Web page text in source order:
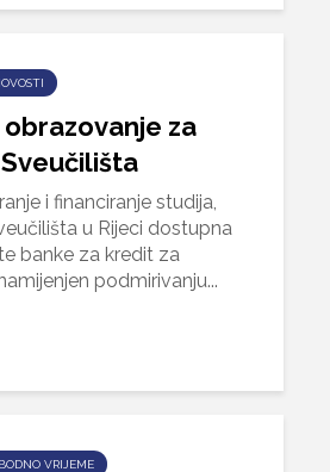
za
i financiranje studija,
u Rijeci dostupna
banke za kredit za
podmirivanju...
VRIJEME